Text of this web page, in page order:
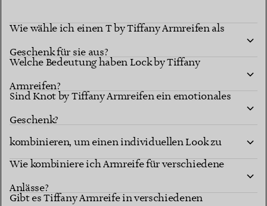
Wie wähle ich einen T by Tiffany Armreifen als
Geschenk für sie aus?
Welche Bedeutung haben Lock by Tiffany
Armreifen?
Sind Knot by Tiffany Armreifen ein emotionales
Geschenk?
Kann man Armreifen übereinander tragen oder
kombinieren, um einen individuellen Look zu
erzielen?
Wie kombiniere ich Armreife für verschiedene
Anlässe?
Gibt es Tiffany Armreife in verschiedenen